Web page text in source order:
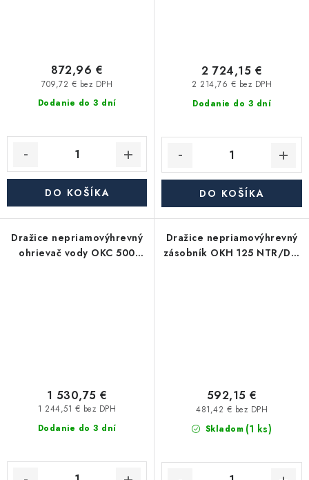
Dodanie do 3 dní
709,72 € bez DPH
872,96 €
DO KOŠÍKA
Dodanie do 3 dní
2 214,76 € bez DPH
2 724,15 €
DO KOŠÍKA
Dražice nepriamovýhrevný
ohrievač vody OKC 500
Dodanie do 3 dní
1 244,51 € bez DPH
1 530,75 €
Dražice nepriamovýhrevný
zásobník OKH 125 NTR/DV,
Skladom (1 ks)
481,42 € bez DPH
592,15 €